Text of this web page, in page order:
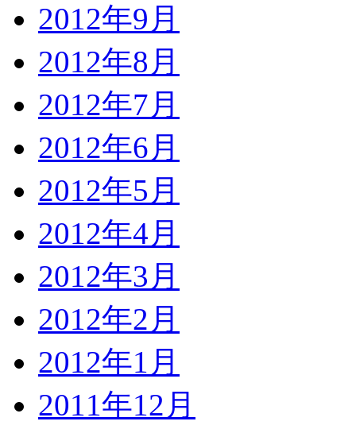
2012年9月
2012年8月
2012年7月
2012年6月
2012年5月
2012年4月
2012年3月
2012年2月
2012年1月
2011年12月